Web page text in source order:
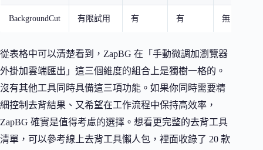
BackgroundCut 有限試用 有 有 無
從表格中可以清楚看到，ZapBG 在「手動微調加瀏覽器
外掛加雲端匯出」這三個維度的組合上是獨樹一格的。
沒有其他工具同時具備這三項功能。如果你同時需要精
細控制去背結果、又希望在工作流程中保持高效率，
ZapBG 確實是值得考慮的選擇。想看更完整的去背工具
清單，可以參考線上去背工具懶人包，裡面收錄了 20 款